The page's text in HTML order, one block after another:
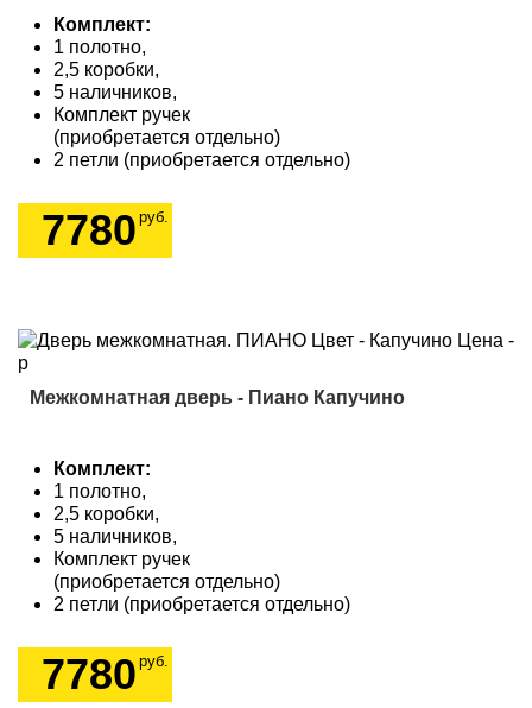
Комплект:
1 полотно,
2,5 коробки,
5 наличников,
Комплект ручек
(приобретается отдельно)
2 петли (приобретается отдельно)
7780 руб.
Межкомнатная дверь - Пиано Капучино
Комплект:
1 полотно,
2,5 коробки,
5 наличников,
Комплект ручек
(приобретается отдельно)
2 петли (приобретается отдельно)
7780 руб.